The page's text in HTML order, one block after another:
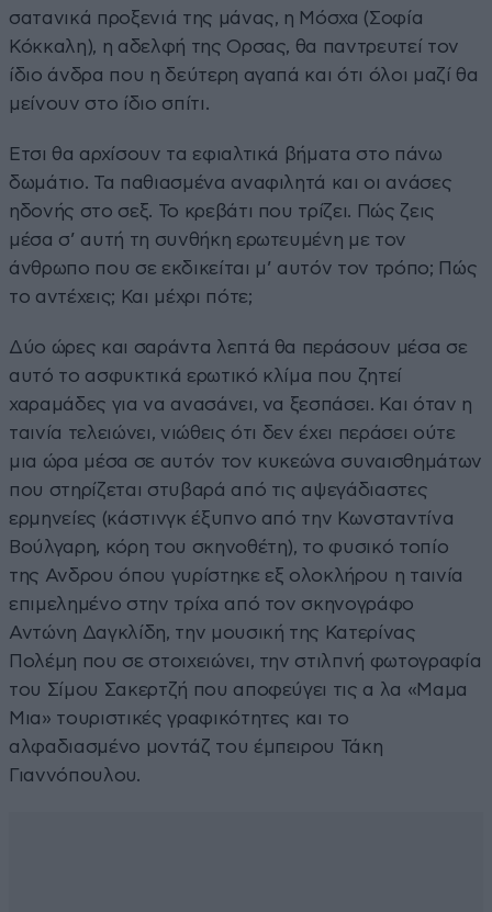
σατανικά προξενιά της μάνας, η Μόσχα (Σοφία
Κόκκαλη), η αδελφή της Ορσας, θα παντρευτεί τον
ίδιο άνδρα που η δεύτερη αγαπά και ότι όλοι μαζί θα
μείνουν στο ίδιο σπίτι.
Ετσι θα αρχίσουν τα εφιαλτικά βήματα στο πάνω
δωμάτιο. Τα παθιασμένα αναφιλητά και οι ανάσες
ηδονής στο σεξ. Το κρεβάτι που τρίζει. Πώς ζεις
μέσα σ’ αυτή τη συνθήκη ερωτευμένη με τον
άνθρωπο που σε εκδικείται μ’ αυτόν τον τρόπο; Πώς
το αντέχεις; Και μέχρι πότε;
Δύο ώρες και σαράντα λεπτά θα περάσουν μέσα σε
αυτό το ασφυκτικά ερωτικό κλίμα που ζητεί
χαραμάδες για να ανασάνει, να ξεσπάσει. Και όταν η
ταινία τελειώνει, νιώθεις ότι δεν έχει περάσει ούτε
μια ώρα μέσα σε αυτόν τον κυκεώνα συναισθημάτων
που στηρίζεται στυβαρά από τις αψεγάδιαστες
ερμηνείες (κάστινγκ έξυπνο από την Κωνσταντίνα
Βούλγαρη, κόρη του σκηνοθέτη), το φυσικό τοπίο
της Ανδρου όπου γυρίστηκε εξ ολοκλήρου η ταινία
επιμελημένο στην τρίχα από τον σκηνογράφο
Αντώνη Δαγκλίδη, την μουσική της Κατερίνας
Πολέμη που σε στοιχειώνει, την στιλπνή φωτογραφία
του Σίμου Σακερτζή που αποφεύγει τις α λα «Μαμα
Μια» τουριστικές γραφικότητες και το
αλφαδιασμένο μοντάζ του έμπειρου Τάκη
Γιαννόπουλου.